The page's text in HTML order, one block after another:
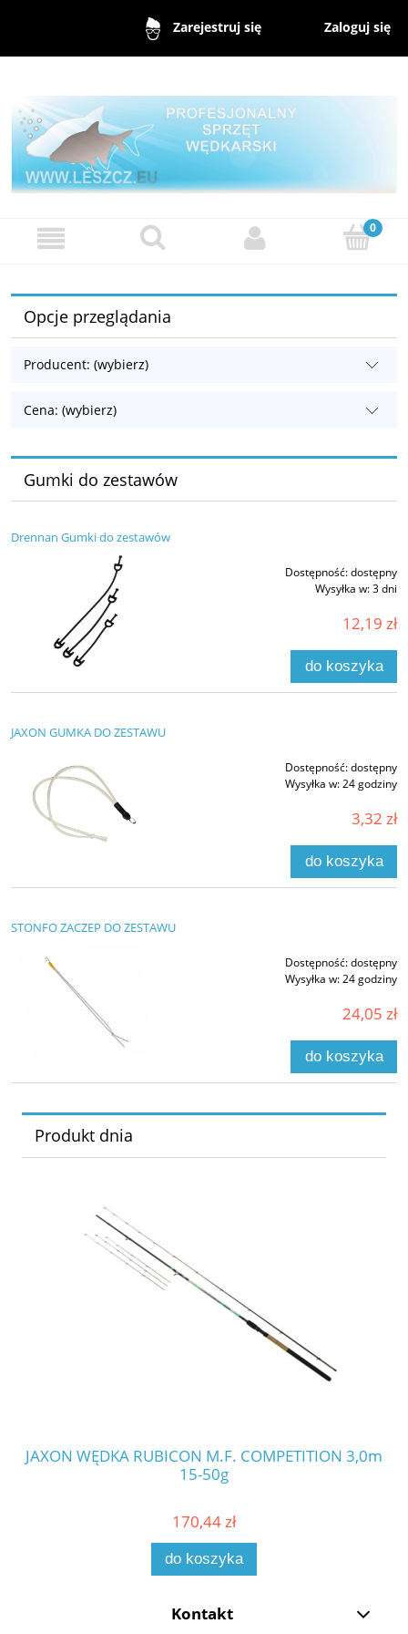
Zarejestruj się Zaloguj się
Opcje przeglądania
Producent: (wybierz)
Cena: (wybierz)
Gumki do zestawów
Drennan Gumki do zestawów
Dostępność:dostępny
Wysyłka w:3 dni
12,19 zł
do koszyka
JAXON GUMKA DO ZESTAWU
Dostępność:dostępny
Wysyłka w:24 godziny
3,32 zł
do koszyka
STONFO ZACZEP DO ZESTAWU
Dostępność:dostępny
Wysyłka w:24 godziny
24,05 zł
do koszyka
Produkt dnia
JAXON WĘDKA RUBICON M.F. COMPETITION 3,0m
15-50g
170,44 zł
do koszyka
Kontakt